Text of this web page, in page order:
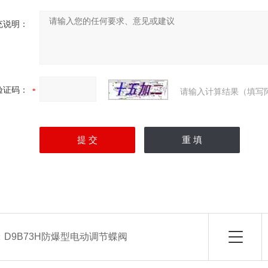
明：
证码： 请输入计算结果（填写
D9B73H防爆型电动调节蝶阀